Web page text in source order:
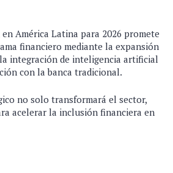
América Latina para 2026 promete
financiero mediante la expansión
integración de inteligencia artificial
con la banca tradicional.
no solo transformará el sector,
acelerar la inclusión financiera en